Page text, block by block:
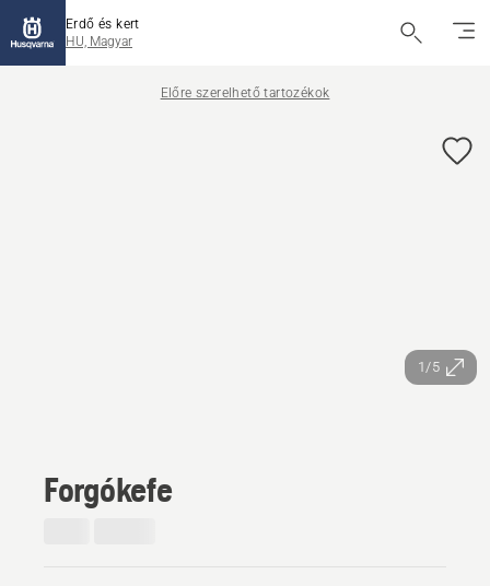
Erdő és kert
HU, Magyar
Előre szerelhető tartozékok
1/5
Forgókefe